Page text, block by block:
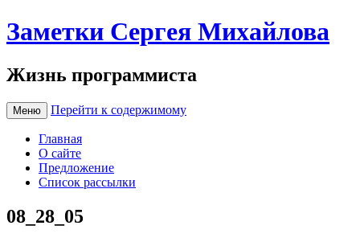
Заметки Сергея Михайлова
Жизнь программиста
Меню Перейти к содержимому
Главная
О сайте
Предложение
Список рассылки
08_28_05